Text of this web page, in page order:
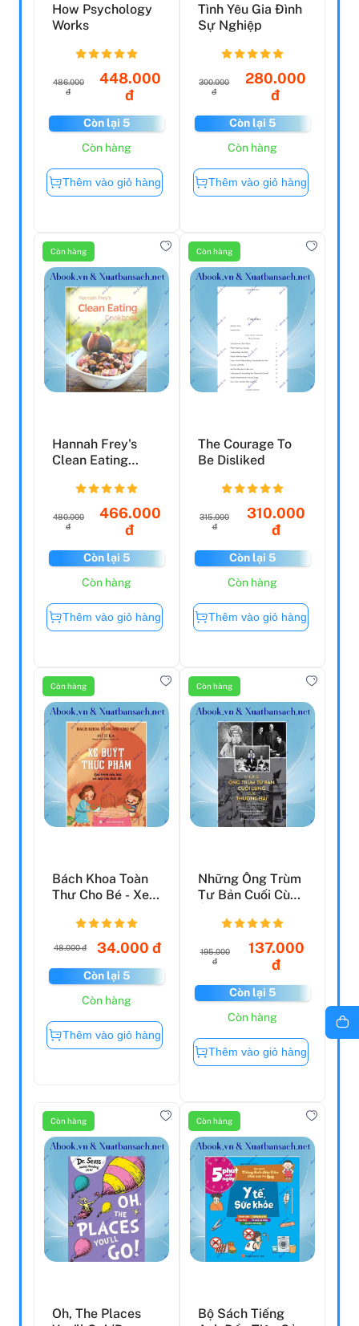
How Psychology
Works
486.000
đ
448.000
đ
Còn lại 5
Còn hàng
Thêm vào giỏ hàng
Tình Yêu Gia Đình
Sự Nghiệp
300.000
đ
280.000
đ
Còn lại 5
Còn hàng
Thêm vào giỏ hàng
Còn hàng
Hannah Frey's
Clean Eating
480.000
đ
466.000
đ
Còn lại 5
Còn hàng
Thêm vào giỏ hàng
Còn hàng
The Courage To
Be Disliked
315.000
đ
310.000
đ
Còn lại 5
Còn hàng
Thêm vào giỏ hàng
Còn hàng
Bách Khoa Toàn
Thư Cho Bé - Xe
48.000 đ 34.000 đ
Còn lại 5
Còn hàng
Thêm vào giỏ hàng
Còn hàng
Những Ông Trùm
Tư Bản Cuối Cùng
Hai...
195.000
đ
137.000
đ
Còn lại 5
Còn hàng
Thêm vào giỏ hàng
Còn hàng
Oh, The Places
Còn hàng
Bộ Sách Tiếng